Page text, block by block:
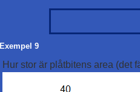
Exempel 9
Hur stor är plåtbitens area (det